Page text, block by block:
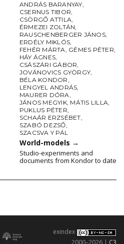
ANDRÁS BARANYAY,
CSERNUS TIBOR,
CSÖRGŐ ATTILA,
ÉRMEZEI ZOLTÁN,
RAUSCHENBERGER JÁNOS,
ERDÉLY MIKLÓS,
FEHÉR MÁRTA, GÉMES PÉTER,
HÁY ÁGNES,
CSÁSZÁRI GÁBOR,
JOVÁNOVICS GYÖRGY,
BÉLA KONDOR,
LENGYEL ANDRÁS,
MAURER DÓRA,
JÁNOS MEGYIK, MÁTIS LILLA,
PUKLUS PÉTER,
SCHAÁR ERZSÉBET,
SZABÓ DEZSŐ,
SZACSVA Y PÁL
World-models →
Studio-experiments and
documents from Kondor to date
exindex